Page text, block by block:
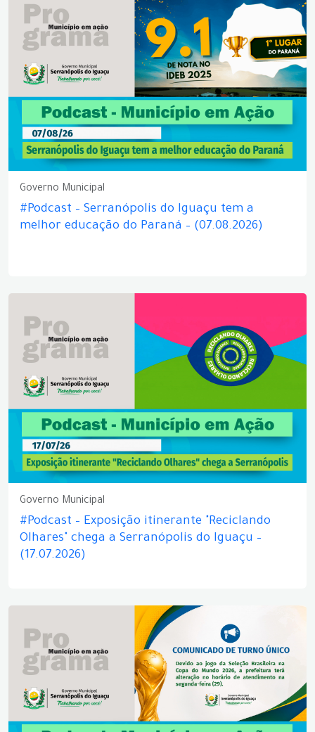
Governo Municipal
#Podcast – Serranópolis do Iguaçu tem a
melhor educação do Paraná – (07.08.2026)
Governo Municipal
#Podcast – Exposição itinerante "Reciclando
Olhares" chega a Serranópolis do Iguaçu –
(17.07.2026)